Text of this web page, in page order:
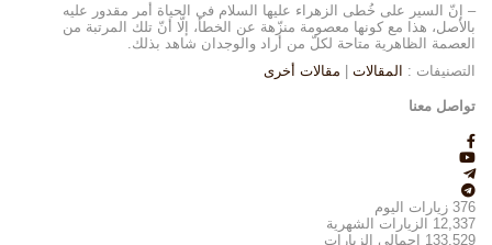
– إنّ السير على خُطى الزهراء عليها السلام في الحياة أمر مقدور عليه
بالأصل، هذا مع كونها معصومة منزّهة عن الخطأ، إلّا أنّ تلك المرتبة من
العصمة الظاهرية متاحة لكلّ من أراد والوجدان شاهد بذلك.
التصنيفات : المقالات مقالات أخرى
تواصل معنا
376 زيارات اليوم
12,337
الزيارات الشهرية
133,529
إجمالي الزيارات